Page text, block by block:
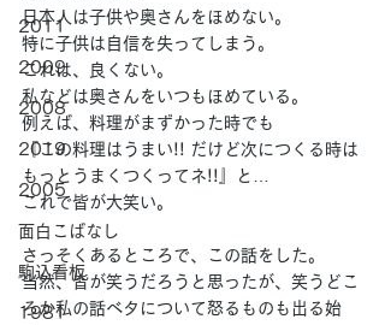
2011
2009
2008
2019
2005
面白こばなし
駒込看板
1981
日本人は子供や奥さんをほめない。
特に子供は自信を失ってしまう。
これは、良くない。
私などは奥さんをいつもほめている。
例えば、料理がまずかった時でも
『この料理はうまい!! だけど次につくる時は
もっとうまくつくってネ!!』と…
これで皆が大笑い。
さっそくあるところで、この話をした。
当然、皆が笑うだろうと思ったが、笑うどこ
ろか私の話ベタについて怒るものも出る始